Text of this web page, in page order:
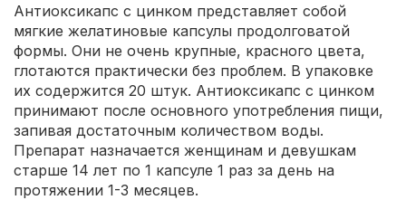
Антиоксикапс с цинком представляет собой
мягкие желатиновые капсулы продолговатой
формы. Они не очень крупные, красного цвета,
глотаются практически без проблем. В упаковке
их содержится 20 штук. Антиоксикапс с цинком
принимают после основного употребления пищи,
запивая достаточным количеством воды.
Препарат назначается женщинам и девушкам
старше 14 лет по 1 капсуле 1 раз за день на
протяжении 1-3 месяцев.